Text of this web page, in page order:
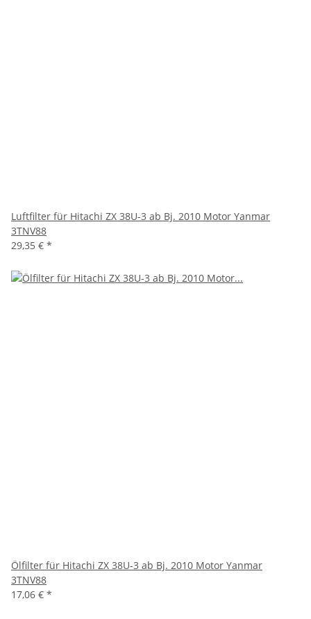
Luftfilter für Hitachi ZX 38U-3 ab Bj. 2010 Motor Yanmar
3TNV88
29,35 € *
Ölfilter für Hitachi ZX 38U-3 ab Bj. 2010 Motor Yanmar
3TNV88
17,06 € *